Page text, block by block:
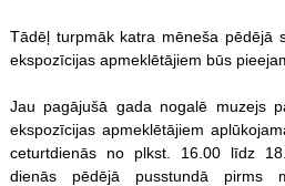
Tādēļ turpmāk katra mēneša pēdējā
ekspozīcijas apmeklētājiem būs
Jau pagājušā gada nogalē muzejs
ekspozīcijas apmeklētājiem
ceturtdienās no plkst. 16.00 līdz
dienās pēdējā pusstundā pirms